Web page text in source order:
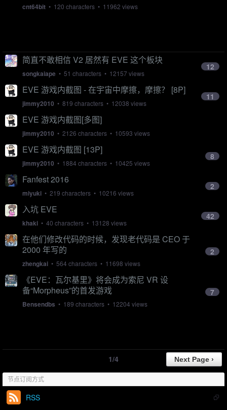
cnt64bit • 120 characters • 11962 views
简直不敢相信 V2 居然有 EVE 这个板块
songkaiape • 51 characters • 12157 views
12
EVE 游戏内截图 - 在宇宙中摩擦，摩擦？ [8P]
jimmy2010 • 819 characters • 12038 views
11
EVE 游戏内截图[多图]
jimmy2010 • 2126 characters • 10593 views
EVE 游戏内截图 [13P]
jimmy2010 • 1884 characters • 10425 views
8
Fanfest 2016
miyuki • 219 characters • 10216 views
2
入坑 EVE
khaki • 40 characters • 13128 views
42
在他们修改代码的时候，发现老代码是 CEO 于
2000 年写的
zhengkai • 564 characters • 11698 views
2
《EVE：瓦尔基里》将会成为索尼 VR 设
备“Morpheus”的首发游戏
Bensendbs • 189 characters • 12204 views
7
1/4
节点订阅方式
RSS